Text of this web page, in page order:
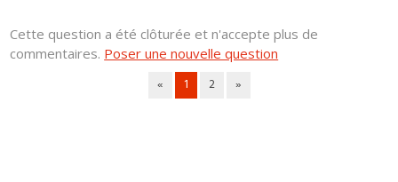
Cette question a été clôturée et n'accepte plus de
commentaires. Poser une nouvelle question
« 1 2 »